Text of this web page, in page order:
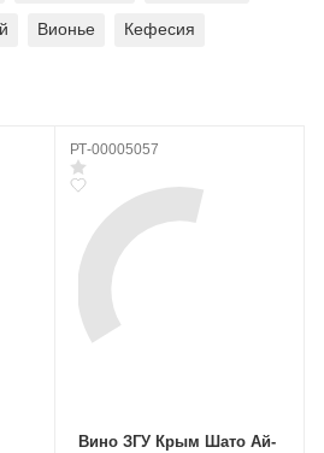
Вионье Кефесия
РТ-00005057
Вино ЗГУ Крым Шато Ай-